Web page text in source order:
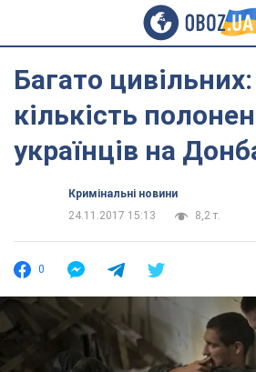
Багато
кількість
українців на
Кримінальні новини
24.11.2017 15:13
8,2 т.
0